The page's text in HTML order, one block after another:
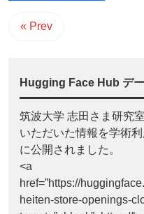
« Prev
Hugging Face Hub デ
筑波大学 志田さま研究
いただいた情報を学術
に公開されました。
<a
href=”https://
heiten-store-openings-